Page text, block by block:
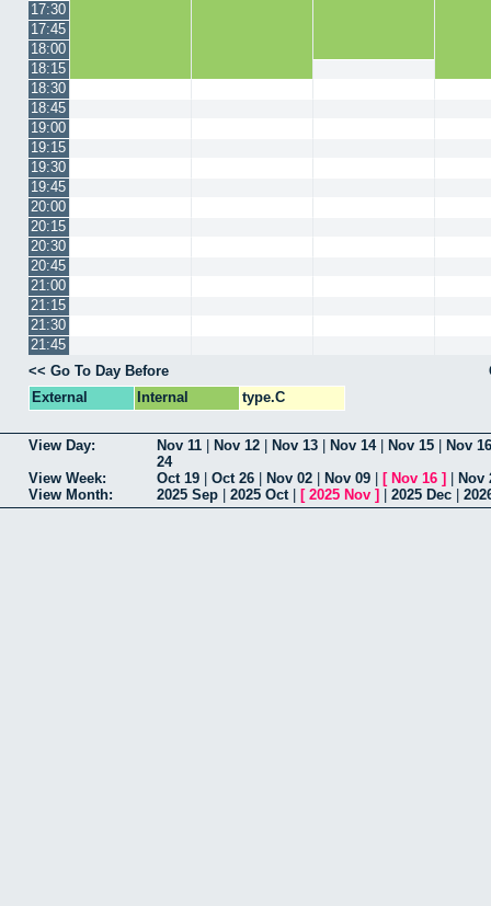
17:30
17:45
18:00
18:15
18:30
18:45
19:00
19:15
19:30
19:45
20:00
20:15
20:30
20:45
21:00
21:15
21:30
21:45
<< Go To Day Before
External
Internal type.C
View Day: Nov 11 Nov 12 Nov 13 Nov 14| Nov 15
Nov 16
24
View Week:
Oct 19 Oct 26 Nov 02 Nov 09 [ Nov 16 ]
Nov
View Month:
2025 Sep 2025 Oct| [ 2025 Nov ] 2025 Dec